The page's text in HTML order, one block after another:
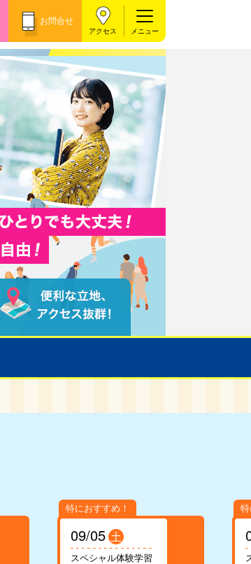
お問合せ
アクセス
09/05 土
スペシャル体験学習